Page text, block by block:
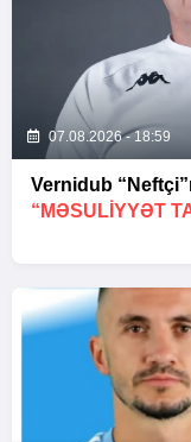
07.08.2026 - 18:59
Vernidub
“MƏSULIYYƏT